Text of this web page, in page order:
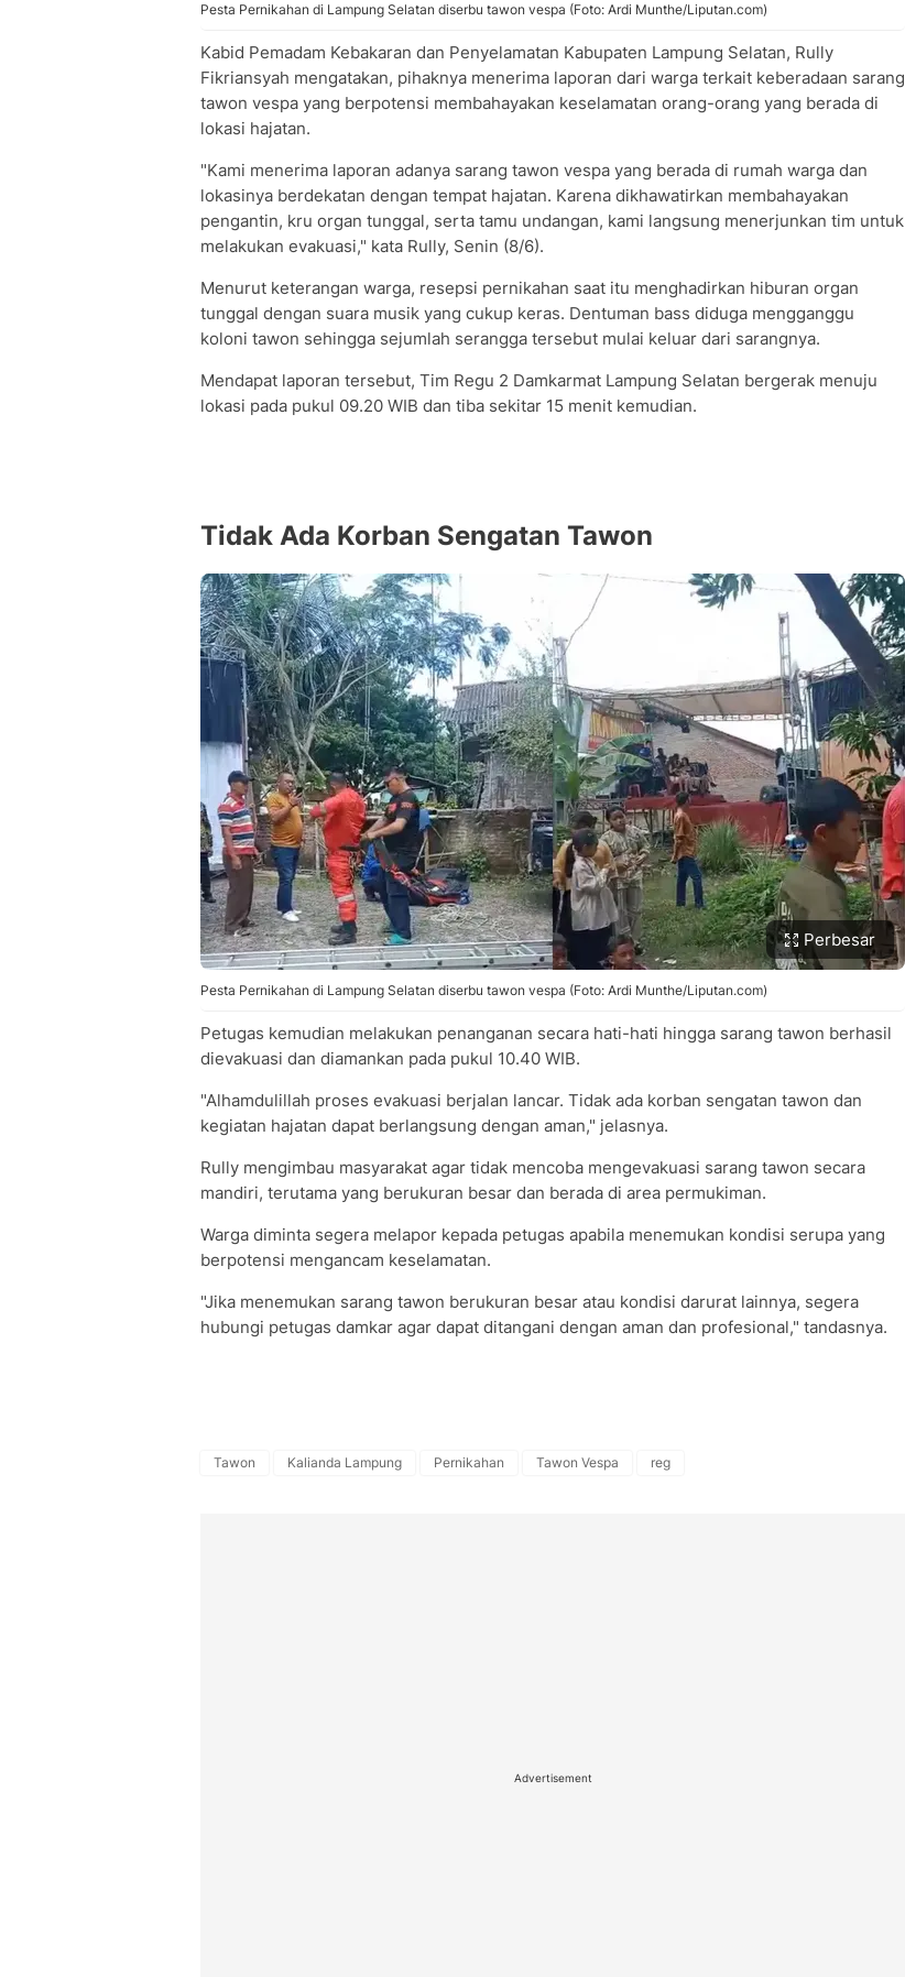
Pesta Pernikahan di Lampung Selatan diserbu tawon vespa (Foto: Ardi Munthe/Liputan.com)
Kabid Pemadam Kebakaran dan Penyelamatan Kabupaten Lampung Selatan, Rully
Fikriansyah mengatakan, pihaknya menerima laporan dari warga terkait keberadaan sarang
tawon vespa yang berpotensi membahayakan keselamatan orang-orang yang berada di
lokasi hajatan.
"Kami menerima laporan adanya sarang tawon vespa yang berada di rumah warga dan
lokasinya berdekatan dengan tempat hajatan. Karena dikhawatirkan membahayakan
pengantin, kru organ tunggal, serta tamu undangan, kami langsung menerjunkan tim untuk
melakukan evakuasi," kata Rully, Senin (8/6).
Menurut keterangan warga, resepsi pernikahan saat itu menghadirkan hiburan organ
tunggal dengan suara musik yang cukup keras. Dentuman bass diduga mengganggu
koloni tawon sehingga sejumlah serangga tersebut mulai keluar dari sarangnya.
Mendapat laporan tersebut, Tim Regu 2 Damkarmat Lampung Selatan bergerak menuju
lokasi pada pukul 09.20 WIB dan tiba sekitar 15 menit kemudian.
Tidak Ada Korban Sengatan Tawon
Perbesar
Pesta Pernikahan di Lampung Selatan diserbu tawon vespa (Foto: Ardi Munthe/Liputan.com)
Petugas kemudian melakukan penanganan secara hati-hati hingga sarang tawon berhasil
dievakuasi dan diamankan pada pukul 10.40 WIB.
"Alhamdulillah proses evakuasi berjalan lancar. Tidak ada korban sengatan tawon dan
kegiatan hajatan dapat berlangsung dengan aman," jelasnya.
Rully mengimbau masyarakat agar tidak mencoba mengevakuasi sarang tawon secara
mandiri, terutama yang berukuran besar dan berada di area permukiman.
Warga diminta segera melapor kepada petugas apabila menemukan kondisi serupa yang
berpotensi mengancam keselamatan.
"Jika menemukan sarang tawon berukuran besar atau kondisi darurat lainnya, segera
hubungi petugas damkar agar dapat ditangani dengan aman dan profesional," tandasnya.
Tawon Kalianda Lampung Pernikahan Tawon Vespa reg
Advertisement